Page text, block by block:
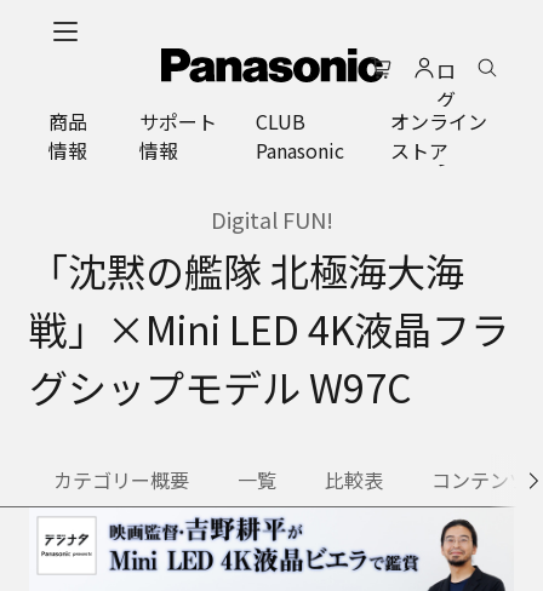
ロ
グ
イ
ン
商品
情報
サポート
情報
CLUB
Panasonic
オンライン
ストア
Digital FUN!
「沈黙の艦隊 北極海大海
戦」×Mini LED 4K液晶フラ
グシップモデル W97C
カテゴリー概要 一覧 比較表 コンテンツ